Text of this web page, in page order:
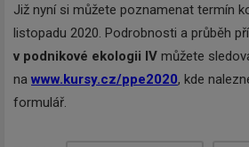
Již nyní si můžete poznamenat termín
listopadu 2020. Podrobnosti a průběh
v podnikové ekologii IV můžete
na www.kursy.cz/ppe2020, kde
formulář.